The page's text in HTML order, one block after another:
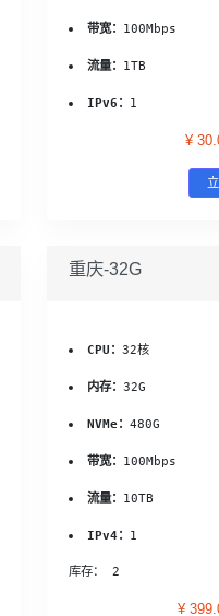
带宽： 100Mbps
流量： 1TB
IPv6： 1
¥
重庆-32G
CPU： 32核
内存： 32G
NVMe： 480G
带宽： 100Mbps
流量： 10TB
IPv4： 1
库存： 2
¥